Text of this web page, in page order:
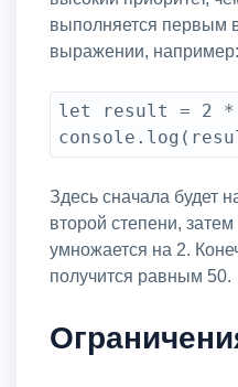
выполняется первым
выражении, например:
let result = 2
Здесь сначала будет
второй степени,
умножается на 2.
получится равным 50.